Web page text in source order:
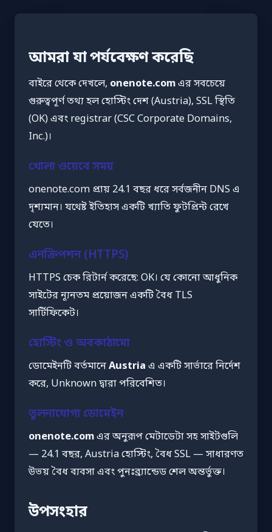
আমরা যা পর্যবেক্ষণ করেছি
বাইরে থেকে দেখলে, onenote.comএর সবচেয়ে
গুরুত্বপূর্ণ তথ্য হল হোস্টিং দেশ (Austria), SSL স্থিতি
(OK) এবং registrar (CSC Corporate Domains,
Inc.)।
খোলা ওয়েবে সময়
onenote.com প্রায় 24.1 বছর ধরে সর্বজনীন DNS এ
দৃশ্যমান। যথেষ্ট ইতিহাস একটি খ্যাতি ফুটপ্রিন্ট রেখে
যেতে।
এনক্রিপশন (HTTPS)
HTTPS চেক রিটার্ন করেছে: OK। যে কোনো আধুনিক
সাইটের ন্যূনতম প্রয়োজন একটি বৈধ TLS
সার্টিফিকেট।
হোস্টিং ও অবকাঠামো
ডোমেইনটি বর্তমানেAustria এ একটি সার্ভারে নির্দেশ
করে, Unknown দ্বারা পরিবেশিত।
তুলনাযোগ্য ডোমেইন
onenote.comএর অনুরূপ মেটাডেটা সহ সাইটগুলি
— 24.1 বছর, Austria হোস্টিং, বৈধ SSL — সাধারণত
উভয় বৈধ ব্যবসা এবং পুনঃব্র্যান্ডেড শেল অন্তর্ভুক্ত।
উপসংহার